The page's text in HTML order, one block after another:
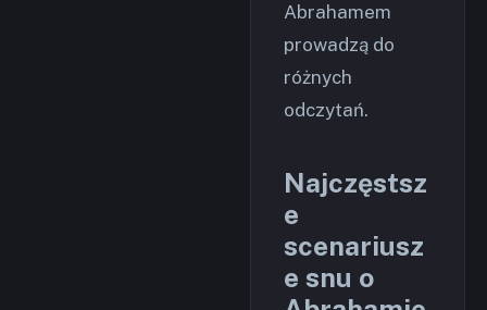
Abrahamem
prowadzą do
różnych
odczytań.
Najczęstsz
e
scenariusz
e snu o